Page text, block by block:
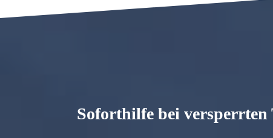
Soforthilfe bei versperrten